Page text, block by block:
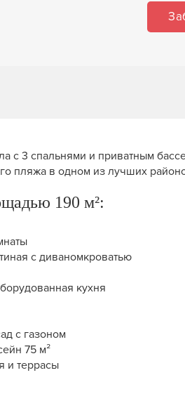
с 3 спальнями и приватным
пляжа в одном из лучших
190 м²:
с диваномкроватью
кухня
с газоном
75 м²
и террасы